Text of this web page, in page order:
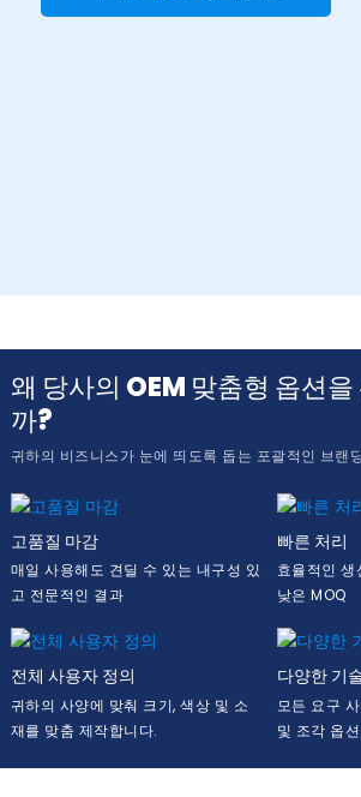
왜 당사의 OEM 맞춤형 옵션
까?
귀하의 비즈니스가 눈에 띄도록 돕는 포괄적인 브랜
고품질 마감
매일 사용해도 견딜 수 있는 내구성 있
고 전문적인 결과
빠른 처리
효율적인
낮은 MOQ
전체 사용자 정의
귀하의 사양에 맞춰 크기, 색상 및 소
재를 맞춤 제작합니다.
다양한 기
모든 요구
및 조각 옵션